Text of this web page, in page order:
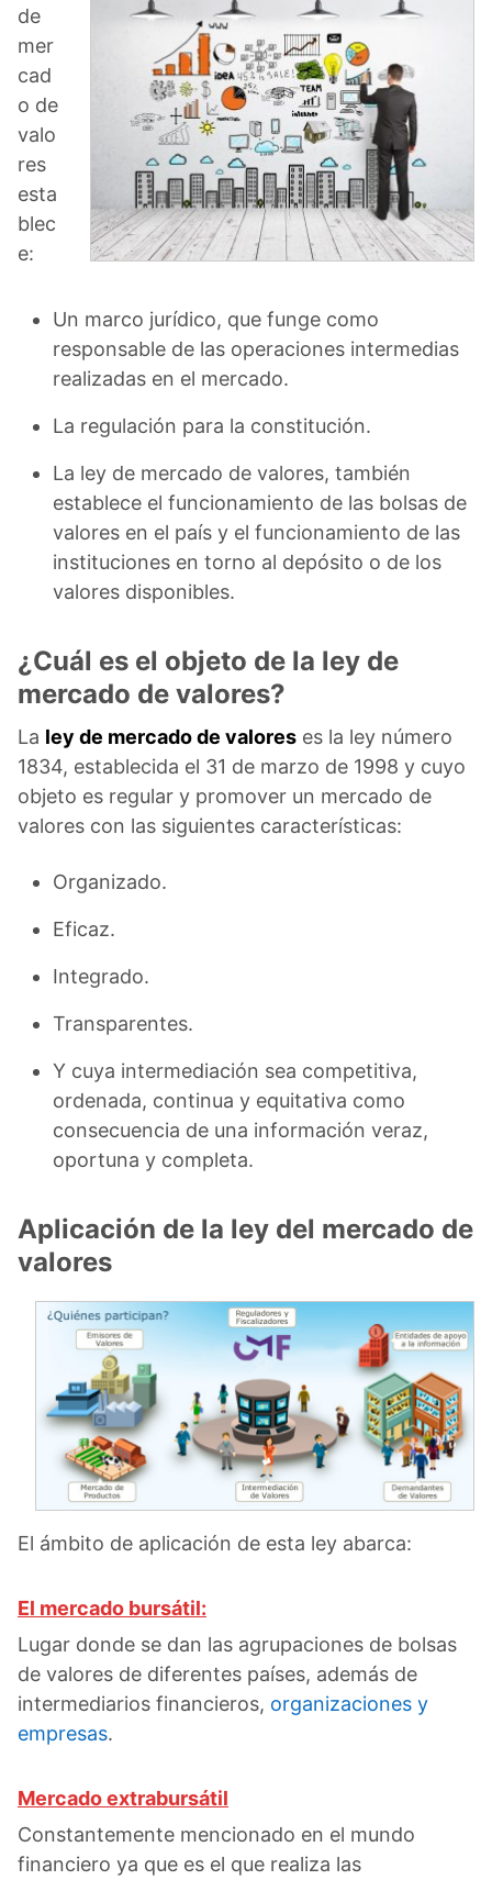
de
mer
cad
o de
valo
res
esta
blec
e:
Un marco jurídico, que funge como
responsable de las operaciones intermedias
realizadas en el mercado.
La regulación para la constitución.
La ley de mercado de valores, también
establece el funcionamiento de las bolsas de
valores en el país y el funcionamiento de las
instituciones en torno al depósito o de los
valores disponibles.
¿Cuál es el objeto de la ley de
mercado de valores?
La ley de mercado de valores es la ley número
1834, establecida el 31 de marzo de 1998 y cuyo
objeto es regular y promover un mercado de
valores con las siguientes características:
Organizado.
Eficaz.
Integrado.
Transparentes.
Y cuya intermediación sea competitiva,
ordenada, continua y equitativa como
consecuencia de una información veraz,
oportuna y completa.
Aplicación de la ley del mercado de
valores
El ámbito de aplicación de esta ley abarca:
El mercado bursátil:
Lugar donde se dan las agrupaciones de bolsas
de valores de diferentes países, además de
intermediarios financieros, organizaciones y
empresas.
Mercado extrabursátil
Constantemente mencionado en el mundo
financiero ya que es el que realiza las